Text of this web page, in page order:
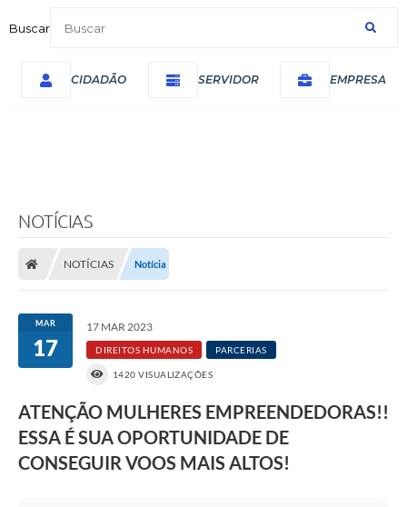
Buscar
CIDADÃO SERVIDOR EMPRESA
NOTÍCIAS
NOTÍCIAS Notícia
MAR
17
17 MAR 2023
DIREITOS HUMANOS PARCERIAS
1420 VISUALIZAÇÕES
ATENÇÃO MULHERES EMPREENDEDORAS!!
ESSA É SUA OPORTUNIDADE DE
CONSEGUIR VOOS MAIS ALTOS!